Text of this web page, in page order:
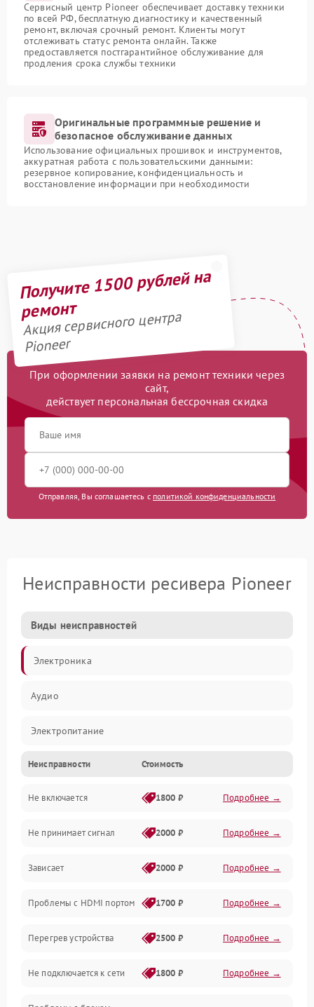
Сервисный центр Pioneer обеспечивает доставку техники
по всей РФ, бесплатную диагностику и качественный
ремонт, включая срочный ремонт. Клиенты могут
отслеживать статус ремонта онлайн. Также
предоставляется постгарантийное обслуживание для
продления срока службы техники
Оригинальные программные решение и
безопасное обслуживание данных
Использование официальных прошивок и инструментов,
аккуратная работа с пользовательскими данными:
резервное копирование, конфиденциальность и
восстановление информации при необходимости
Получите 1500 рублей на
ремонт
Акция сервисного центра
Pioneer
При оформлении заявки на ремонт техники через
сайт,
действует персональная бессрочная скидка
Отправляя, Вы соглашаетесь с политикой конфиденциальности
Неисправности ресивера Pioneer
Виды неисправностей
Электроника
Аудио
Электропитание
Интерфейсы
Программное обеспечение
ПО
Оптика
Механические повреждения
Управление
Неисправности Стоимость
Не включается 1800 ₽ Подробнее →
Не принимает сигнал 2000 ₽ Подробнее →
Зависает 2000 ₽ Подробнее →
Проблемы с HDMI портом 1700 ₽ Подробнее →
Перегрев устройства 2500 ₽ Подробнее →
Не подключается к сети 1800 ₽ Подробнее →